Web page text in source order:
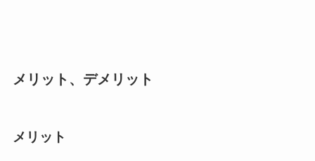
メリット、デメリット
メリット